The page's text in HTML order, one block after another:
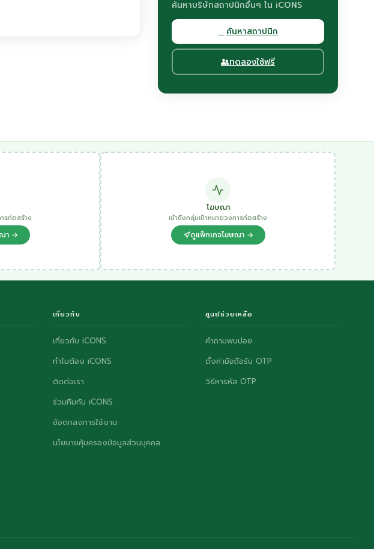
ค้นหาบริษัทสถาปนิกอื่นๆ ใน iCONS
ค้นหาสถาปนิก
ทดลองใช้ฟรี
รก่อสร้าง
า →
โฆษณา
เข้าถึงกลุ่มเป้าหมายวงการก่อสร้าง
ดูแพ็กเกจโฆษณา →
เกี่ยวกับ
เกี่ยวกับ iCONS
ทำไมต้อง iCONS
ติดต่อเรา
ร่วมทีมกับ iCONS
ข้อตกลงการใช้งาน
นโยบายคุ้มครองข้อมูลส่วนบุคคล
ศูนย์ช่วยเหลือ
คำถามพบบ่อย
ตั้งค่ามือถือรับ OTP
วิธีหารหัส OTP